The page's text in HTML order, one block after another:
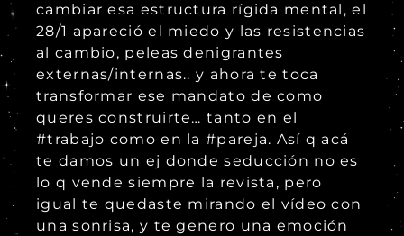
cambiar esa estructura rígida mental, el
28/1 apareció el miedo y las resistencias
al cambio, peleas denigrantes
externas/internas.. y ahora te toca
transformar ese mandato de como
queres construirte… tanto en el
#trabajo como en la #pareja. Así q acá
te damos un ej donde seducción no es
lo q vende siempre la revista, pero
igual te quedaste mirando el vídeo con
una sonrisa, y te genero una emoción